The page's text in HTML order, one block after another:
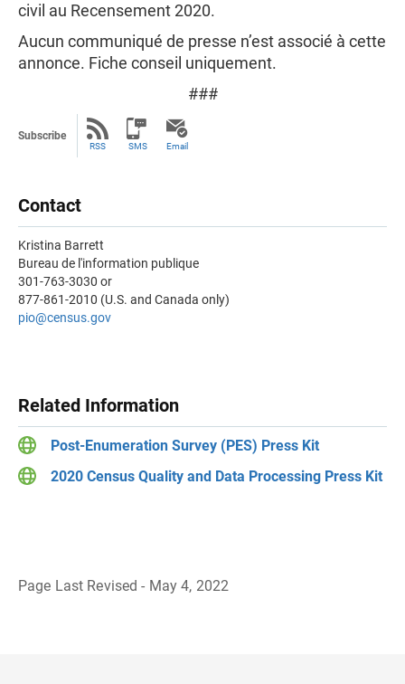
civil au Recensement 2020.
Aucun communiqué de presse n’est associé à cette
annonce. Fiche conseil uniquement.
###
Subscribe
RSS SMS Email
Contact
Kristina Barrett
Bureau de l'information publique
301-763-3030 or
877-861-2010 (U.S. and Canada only)
pio@census.gov
Related Information
Post-Enumeration Survey (PES) Press Kit
2020 Census Quality and Data Processing Press Kit
Page Last Revised - May 4, 2022